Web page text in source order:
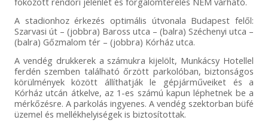
A stadionhoz érkezés optimális útvonala Budapest felől:
Szarvasi út – (jobbra) Baross utca – (balra) Széchenyi utca –
(balra) Gőzmalom tér – (jobbra) Kórház utca.
A vendég drukkerek a számukra kijelölt, Munkácsy Hotellel
ferdén szemben található őrzött parkolóban, biztonságos
körülmények között állíthatják le gépjárműveiket és a
Kórház utcán átkelve, az 1-es számú kapun léphetnek be a
mérkőzésre. A parkolás ingyenes. A vendég szektorban büfé
üzemel és mellékhelyiségek is biztosítottak.